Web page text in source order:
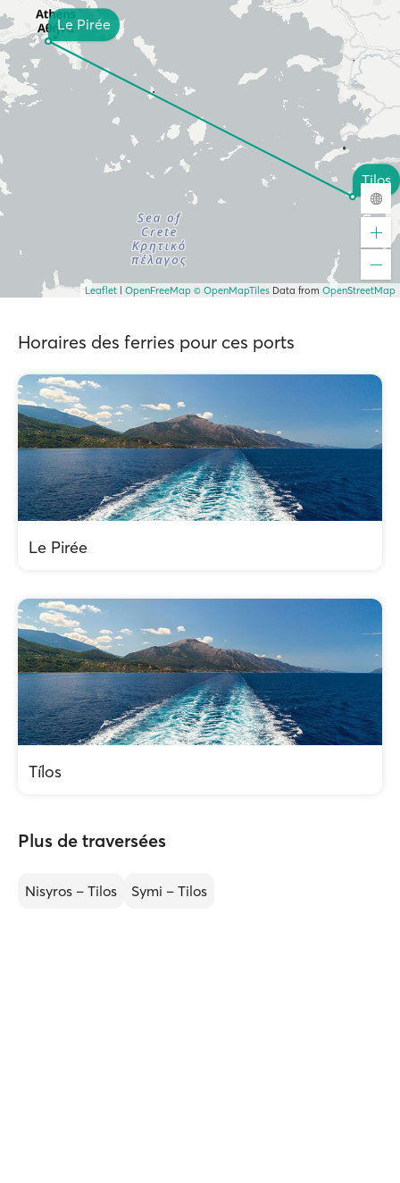
Le Pirée
Tilos
Leaflet OpenFreeMap © OpenMapTiles Data from OpenStreetMap
Horaires des ferries pour ces ports
Le Pirée
Tílos
Plus de traversées
Nisyros – Tilos Symi – Tilos